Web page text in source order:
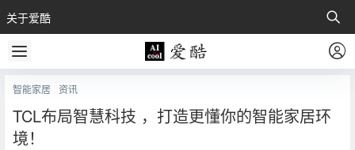
关于爱酷
智能家居 资讯
TCL布局智慧科技 ，打造更懂你的智能家居环
境！